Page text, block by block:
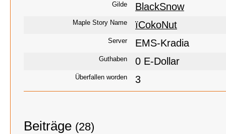
Gilde BlackSnow
Maple Story Name ïCokoNut
Server EMS-Kradia
Guthaben 0 E-Dollar
Überfallen worden 3
Beiträge (28)